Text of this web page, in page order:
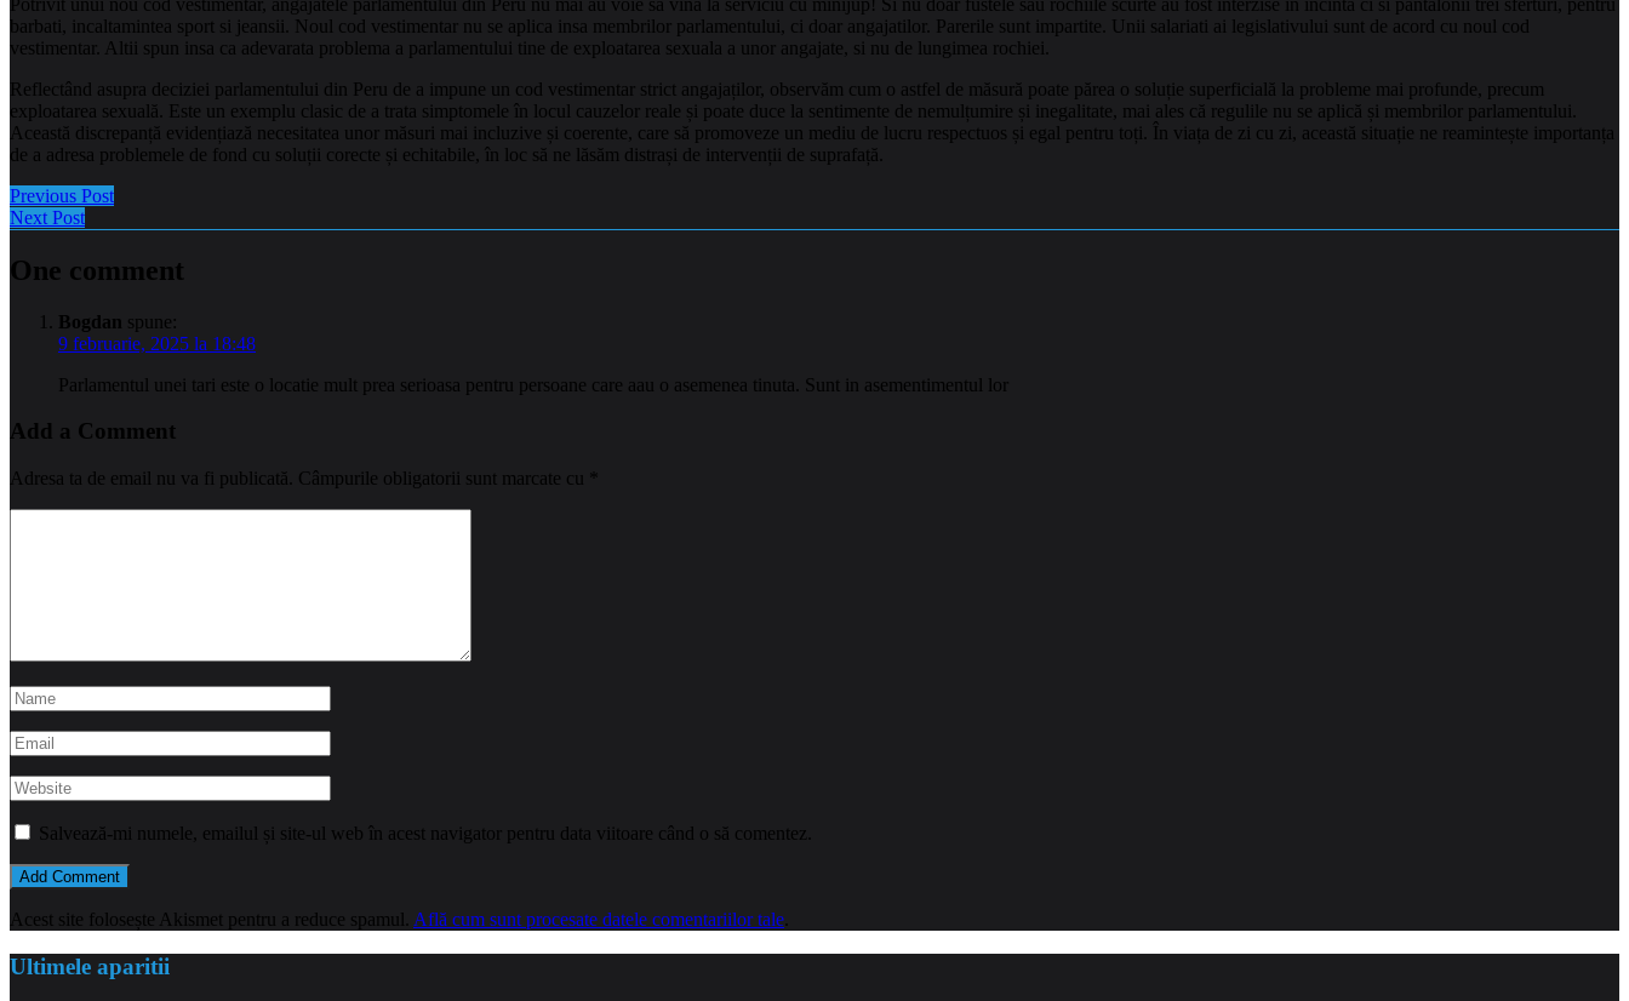
barbati, incaltamintea sport si jeansii. Noul cod vestimentar nu se aplica insa membrilor parlamentului, ci doar angajatilor. Parerile sunt impartite. Unii salariati ai legislativului sunt de acord cu noul cod
vestimentar. Altii spun insa ca adevarata problema a parlamentului tine de exploatarea sexuala a unor angajate, si nu de lungimea rochiei.
Reflectând asupra deciziei parlamentului din Peru de a impune un cod vestimentar strict angajaților, observăm cum o astfel de măsură poate părea o soluție superficială la probleme mai profunde, precum
exploatarea sexuală. Este un exemplu clasic de a trata simptomele în locul cauzelor reale și poate duce la sentimente de nemulțumire și inegalitate, mai ales că regulile nu se aplică și membrilor parlamentului.
Această discrepanță evidențiază necesitatea unor măsuri mai incluzive și coerente, care să promoveze un mediu de lucru respectuos și egal pentru toți. În viața de zi cu zi, această situație ne reamintește importanța
de a adresa problemele de fond cu soluții corecte și echitabile, în loc să ne lăsăm distrași de intervenții de suprafață.
Previous Post
Next Post
One comment
Bogdan spune:
9 februarie, 2025 la 18:48
Parlamentul unei tari este o locatie mult prea serioasa pentru persoane care aau o asemenea tinuta. Sunt in asementimentul lor
Add a Comment
Adresa ta de email nu va fi publicată. Câmpurile obligatorii sunt marcate cu
Salvează-mi numele, emailul și site-ul web în acest navigator pentru data viitoare când o să comentez.
Acest site folosește Akismet pentru a reduce spamul. Află cum sunt procesate datele comentariilor tale
Ultimele aparitii